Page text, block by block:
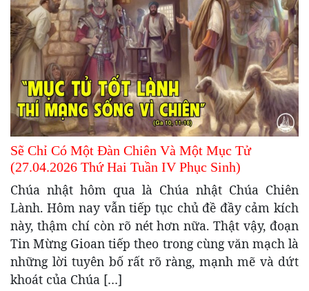
Sẽ Chỉ Có Một Đàn Chiên Và Một Mục Tử
(27.04.2026 Thứ Hai Tuần IV Phục Sinh)
Chúa nhật hôm qua là Chúa nhật Chúa Chiên
Lành. Hôm nay vẫn tiếp tục chủ đề đầy cảm kích
này, thậm chí còn rõ nét hơn nữa. Thật vậy, đoạn
Tin Mừng Gioan tiếp theo trong cùng văn mạch là
những lời tuyên bố rất rõ ràng, mạnh mẽ và dứt
khoát của Chúa […]